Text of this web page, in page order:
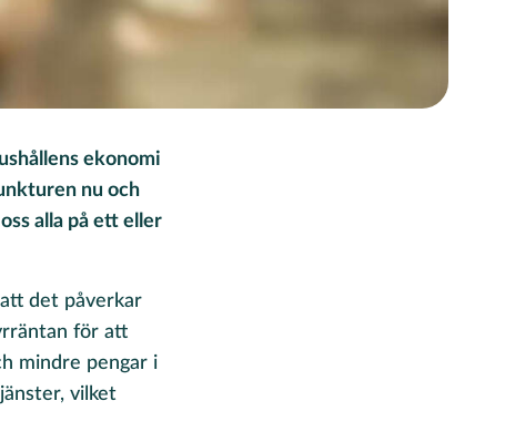
ekonomi
nu och
alla på ett eller
det påverkar
för att
mindre pengar i
vilket